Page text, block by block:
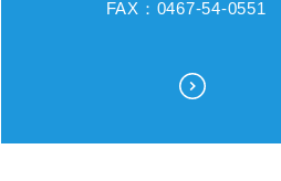
FAX：0467-54-0551